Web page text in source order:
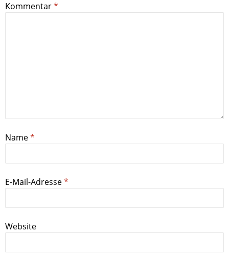
Kommentar*
Name*
E-Mail-Adresse*
Website